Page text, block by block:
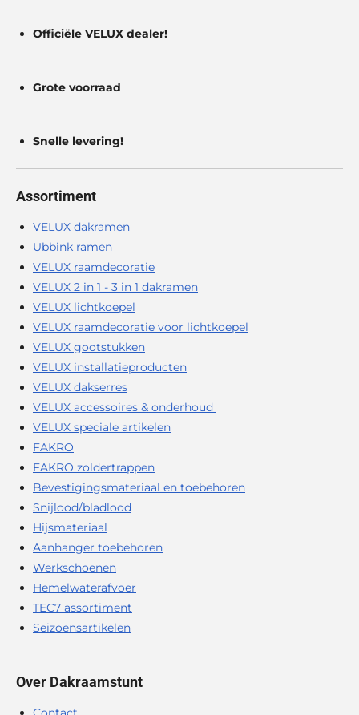
Officiële VELUX dealer!
Grote voorraad
Snelle levering!
Assortiment
VELUX dakramen
Ubbink ramen
VELUX raamdecoratie
VELUX 2 in 1 - 3 in 1 dakramen
VELUX lichtkoepel
VELUX raamdecoratie voor lichtkoepel
VELUX gootstukken
VELUX installatieproducten
VELUX dakserres
VELUX accessoires & onderhoud
VELUX speciale artikelen
FAKRO
FAKRO zoldertrappen
Bevestigingsmateriaal en toebehoren
Snijlood/bladlood
Hijsmateriaal
Aanhanger toebehoren
Werkschoenen
Hemelwaterafvoer
TEC7 assortiment
Seizoensartikelen
Over Dakraamstunt